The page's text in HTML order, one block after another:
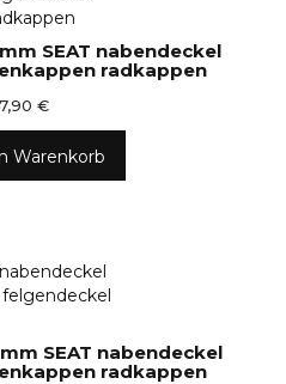
SEAT nabendeckel
radkappen
€
Warenkorb
SEAT nabendeckel
radkappen